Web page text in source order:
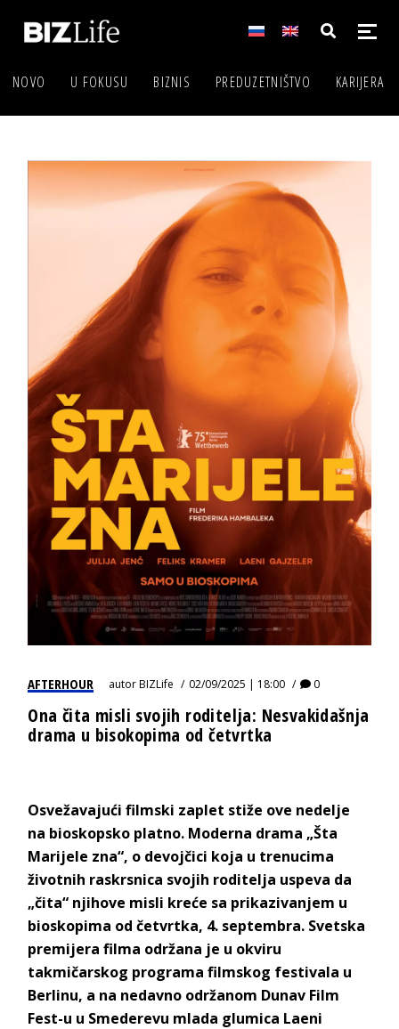
NOVO U FOKUSU BIZNIS PREDUZETNIŠTVO KARIJERA
AFTERHOUR autorBIZLife 02/09/2025 | 18:00 0
Ona čita misli svojih roditelja: Nesvakidašnja
drama u bisokopima od četvrtka
Osvežavajući filmski zaplet stiže ove nedelje
na bioskopsko platno. Moderna drama „Šta
Marijele zna“, o devojčici koja u trenucima
životnih raskrsnica svojih roditelja uspeva da
„čita“ njihove misli kreće sa prikazivanjem u
bioskopima od četvrtka, 4. septembra. Svetska
premijera filma održana je u okviru
takmičarskog programa filmskog festivala u
Berlinu, a na nedavno održanom Dunav Film
Fest-u u Smederevu mlada glumica Laeni